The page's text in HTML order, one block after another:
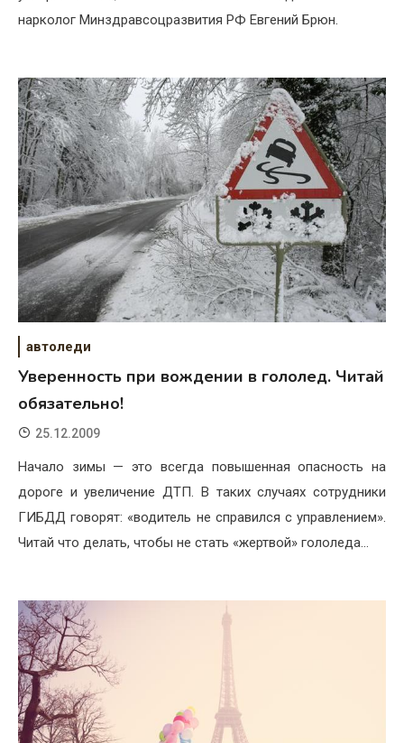
нарколог Минздравсоцразвития РФ Евгений Брюн.
автоледи
Уверенность при вождении в гололед. Читай
обязательно!
25.12.2009
Начало зимы — это всегда повышенная опасность на
дороге и увеличение ДТП. В таких случаях сотрудники
ГИБДД говорят: «водитель не справился с управлением».
Читай что делать, чтобы не стать «жертвой» гололеда…